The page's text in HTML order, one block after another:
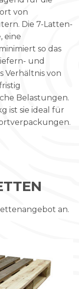
von
Die 7-Latten-
eine
so das
und
Verhältnis von
Belastungen.
ist sie ideal für
an.